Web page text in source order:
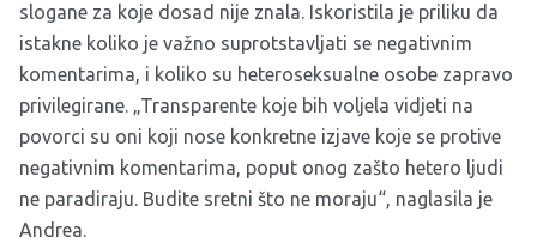
slogane za koje dosad nije znala. Iskoristila je priliku da
istakne koliko je važno suprotstavljati se negativnim
komentarima, i koliko su heteroseksualne osobe zapravo
privilegirane. „Transparente koje bih voljela vidjeti na
povorci su oni koji nose konkretne izjave koje se protive
negativnim komentarima, poput onog zašto hetero ljudi
ne paradiraju. Budite sretni što ne moraju“, naglasila je
Andrea.